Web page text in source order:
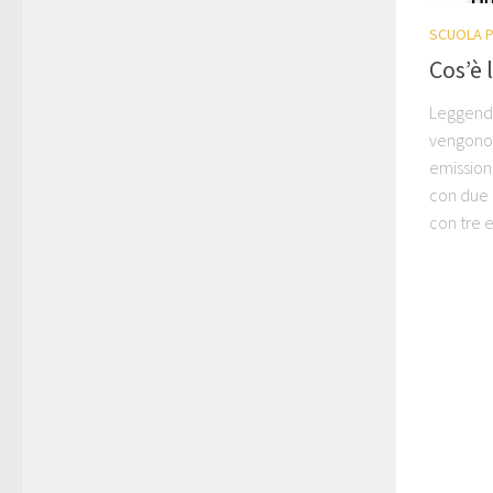
SCUOLA
con due
con tre